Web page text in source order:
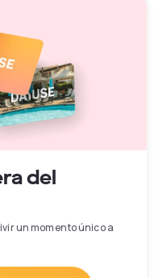
del
un momento único a